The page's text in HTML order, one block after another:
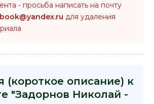
- просьба написать на почту
для удаления
(короткое описание) к
"Задорнов Николай -